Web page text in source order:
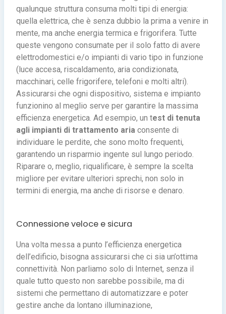
qualunque struttura consuma molti tipi di energia:
quella elettrica, che è senza dubbio la prima a venire in
mente, ma anche energia termica e frigorifera. Tutte
queste vengono consumate per il solo fatto di avere
elettrodomestici e/o impianti di vario tipo in funzione
(luce accesa, riscaldamento, aria condizionata,
macchinari, celle frigorifere, telefoni e molti altri).
Assicurarsi che ogni dispositivo, sistema e impianto
funzionino al meglio serve per garantire la massima
efficienza energetica. Ad esempio, un test di tenuta
agli impianti di trattamento aria consente di
individuare le perdite, che sono molto frequenti,
garantendo un risparmio ingente sul lungo periodo.
Riparare o, meglio, riqualificare, è sempre la scelta
migliore per evitare ulteriori sprechi, non solo in
termini di energia, ma anche di risorse e denaro.
Connessione veloce e sicura
Una volta messa a punto l’efficienza energetica
dell’edificio, bisogna assicurarsi che ci sia un’ottima
connettività. Non parliamo solo di Internet, senza il
quale tutto questo non sarebbe possibile, ma di
sistemi che permettano di automatizzare e poter
gestire anche da lontano illuminazione,